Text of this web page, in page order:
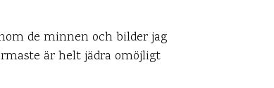
de minnen och bilder jag
är helt jädra omöjligt